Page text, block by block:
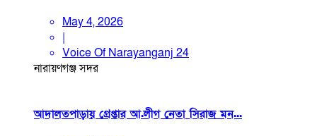
May 4, 2026
|
Voice Of Narayanganj 24
নারায়ণগঞ্জ সদর
আদালতপাড়ায় গ্রেপ্তার আ.লীগ নেতা সিরাজ মন...